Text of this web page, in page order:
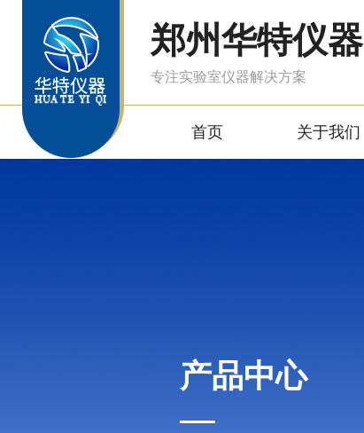
郑州华特仪器
专注实验室仪器解决方案
首页 关于我们
产品中心